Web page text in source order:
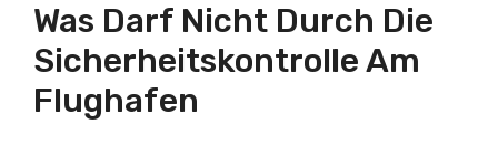
Was Darf Nicht Durch Die
Sicherheitskontrolle Am
Flughafen